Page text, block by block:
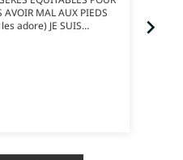
AVOIR MAL AUX PIEDS
adore) JE SUIS